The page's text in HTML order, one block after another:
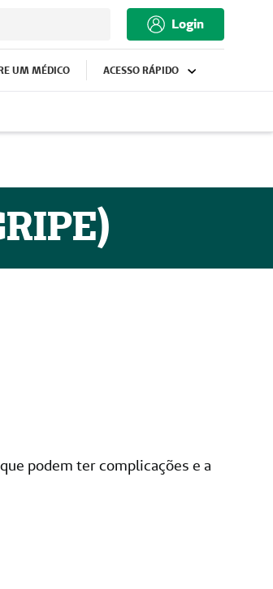
Login
UM MÉDICO ACESSO RÁPIDO
podem ter complicações e a